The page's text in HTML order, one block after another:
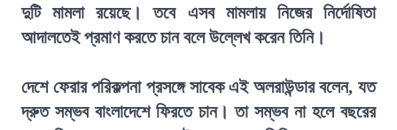
দুটি মামলা রয়েছে। তবে এসব মামলায় নিজের নির্দোষিতা
আদালতেই প্রমাণ করতে চান বলে উল্লেখ করেন তিনি।
দেশে ফেরার পরিকল্পনা প্রসঙ্গে সাবেক এই অলরাউন্ডার বলেন, যত
দ্রুত সম্ভব বাংলাদেশে ফিরতে চান। তা সম্ভব না হলে বছরের